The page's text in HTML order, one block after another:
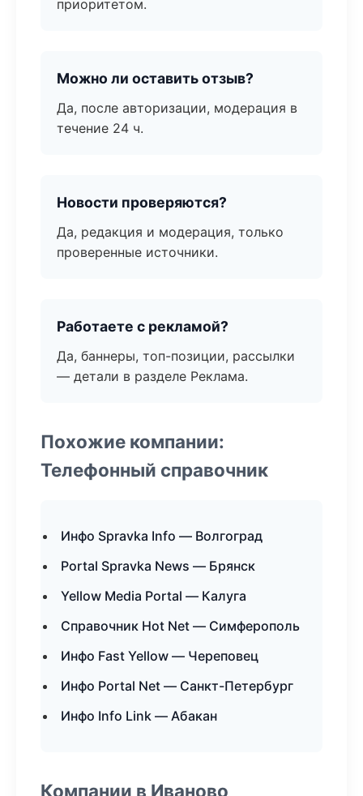
приоритетом.
Можно ли оставить отзыв?
Да, после авторизации, модерация в
течение 24 ч.
Новости проверяются?
Да, редакция и модерация, только
проверенные источники.
Работаете с рекламой?
Да, баннеры, топ-позиции, рассылки
— детали в разделе Реклама.
Похожие компании:
Телефонный справочник
Инфо Spravka Info — Волгоград
Portal Spravka News — Брянск
Yellow Media Portal — Калуга
Справочник Hot Net — Симферополь
Инфо Fast Yellow — Череповец
Инфо Portal Net — Санкт-Петербург
Инфо Info Link — Абакан
Компании в Иваново